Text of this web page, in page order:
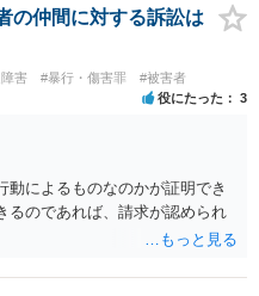
に弁護士を入れるということも
の仲間に対する訴訟は
害 #暴行・傷害罪 #被害者
役にたった 3
によるものなのかが証明でき
るのであれば、請求が認められ